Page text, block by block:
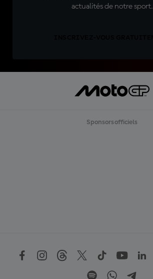
actualités de notre sport.
Sponsors officiels